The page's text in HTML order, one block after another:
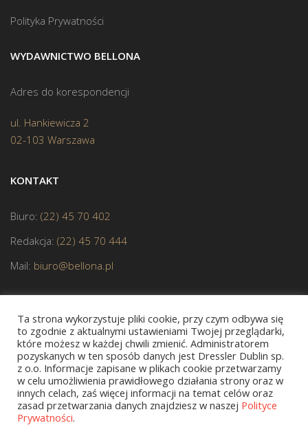
Polityka Prywatności
WYDAWNICTWO BELLONA
Adres do korespondencji
ul. Hankiewicza 2
02-103 Warszawa
KONTAKT
Biuro: (22) 45 70 402
Redakcja: (22) 45 70 444
Mail: biuro@bellona.pl
JESTEŚMY CZŁONKIEM POLSKIEJ IZBY KSIĄŻKI
Ta strona wykorzystuje pliki cookie, przy czym odbywa się
to zgodnie z aktualnymi ustawieniami Twojej przeglądarki,
które możesz w każdej chwili zmienić. Administratorem
pozyskanych w ten sposób danych jest Dressler Dublin sp.
z o.o. Informacje zapisane w plikach cookie przetwarzamy
w celu umożliwienia prawidłowego działania strony oraz w
innych celach, zaś więcej informacji na temat celów oraz
zasad przetwarzania danych znajdziesz w naszej Polityce
Prywatności.